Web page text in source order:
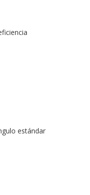
estándar